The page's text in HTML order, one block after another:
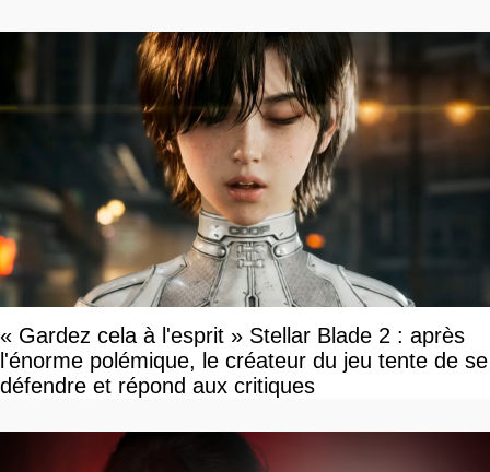
« Gardez cela à l'esprit » Stellar Blade 2 : après
l'énorme polémique, le créateur du jeu tente de se
défendre et répond aux critiques